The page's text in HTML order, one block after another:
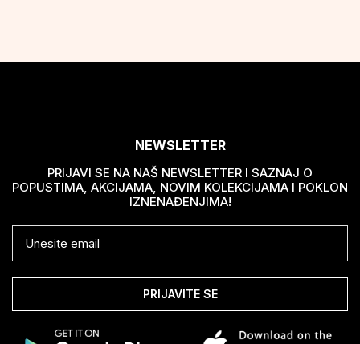
NEWSLETTER
PRIJAVI SE NA NAŠ NEWSLETTER I SAZNAJ O
POPUSTIMA, AKCIJAMA, NOVIM KOLEKCIJAMA I POKLON
IZNENAĐENJIMA!
PRIJAVITE SE